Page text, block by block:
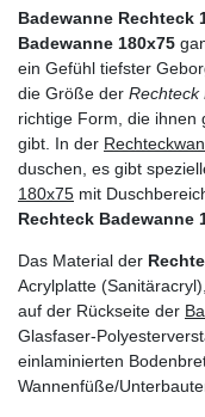
Badewanne Rechteck
Badewanne 180x75
ein Gefühl tiefster
die Größe der Rechteck
richtige Form, die ihnen
gibt. In der
duschen, es gibt
180x75 mit
Rechteck Badewanne
Das Material der
Acrylplatte
auf der Rückseite der
Glasfaser-
einlaminierten
Wannenfüße/